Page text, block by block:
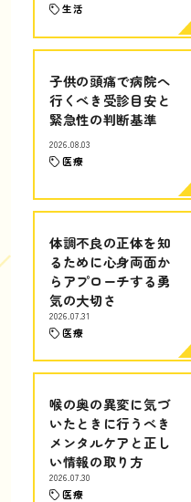
生活
子供の頭痛で病院へ
行くべき受診目安と
緊急性の判断基準
2026.08.03
医療
体調不良の正体を知
るために心身両面か
らアプローチする勇
気の大切さ
2026.07.31
医療
喉の奥の異変に気づ
いたときに行うべき
メンタルケアと正し
い情報の取り方
2026.07.30
医療